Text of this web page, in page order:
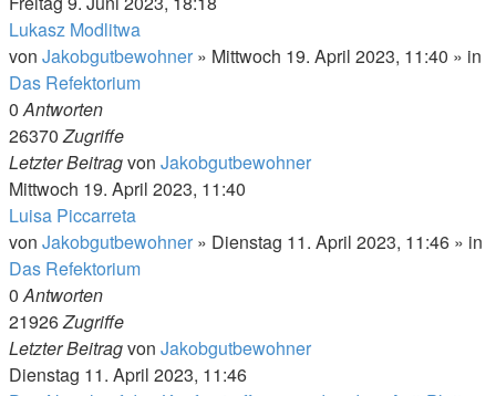
Lukasz Modlitwa
von Jakobgutbewohner » Mittwoch 19. April 2023, 11:40 » in
Das Refektorium
0Antworten
26370Zugriffe
Letzter Beitragvon Jakobgutbewohner
Mittwoch 19. April 2023, 11:40
Luisa Piccarreta
von Jakobgutbewohner » Dienstag 11. April 2023, 11:46 » in
Das Refektorium
0Antworten
21926Zugriffe
Letzter Beitragvon Jakobgutbewohner
Dienstag 11. April 2023, 11:46